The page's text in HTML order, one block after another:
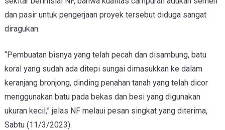
dan pasir untuk pengerjaan proyek tersebut diduga sangat
diragukan.
“Pembuatan bisnya yang telah pecah dan disambung, batu
koral yang sudah ada ditepi sungai dimasukkan ke dalam
keranjang bronjong, dinding penahan tanah yang telah dicor
menggunakan batu pada bekas dan besi yang digunakan
ukuran kecil,” jelas NF melaui pesan singkat yang diterima,
Sabtu (11/3/2023).